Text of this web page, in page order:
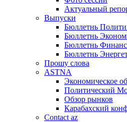
Актуальный
Выпуски
Бюллетнь
Бюллетнь
Бюллетнь
Бюллетнь
Прошу слова
ASTNA
Экономическое
Политический
Обзор рынков
Карабахский
Contact az